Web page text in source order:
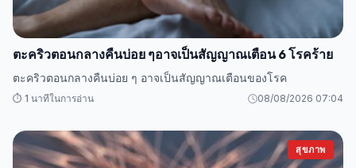
ตะคริวตอนกลางคืนบ่อย ๆอาจเป็นสัญญาณเตือน 6 โรคร้าย
ตะคริวตอนกลางคืนบ่อย ๆ อาจเป็นสัญญาณเตือนของโรค
⏱️ 1 นาทีในการอ่าน 08/08/2026 07:04
สุขภาพ